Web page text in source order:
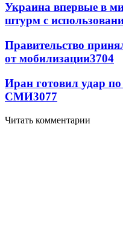
Украина впервые в
штурм с
Правительство
от мобилизации3704
Иран готовил удар
СМИ3077
Читать комментарии